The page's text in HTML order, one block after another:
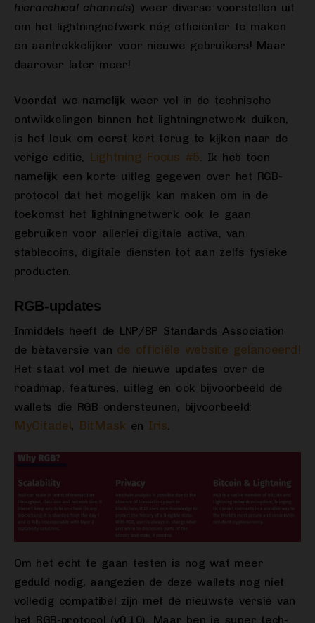
hierarchical channels) weer diverse voorstellen uit
om het lightningnetwerk nóg efficiënter te maken
en aantrekkelijker voor nieuwe gebruikers! Maar
daarover later meer!
Voordat we namelijk weer vol in de technische
ontwikkelingen binnen het lightningnetwerk duiken,
is het leuk om eerst kort terug te kijken naar de
vorige editie, Lightning Focus #5. Ik heb toen
namelijk een korte uitleg gegeven over het RGB-
protocol dat het mogelijk kan maken om in de
toekomst het lightningnetwerk ook te gaan
gebruiken voor allerlei digitale activa, van
stablecoins, digitale diensten tot aan zelfs fysieke
producten.
RGB-updates
Inmiddels heeft de LNP/BP Standards Association
de bètaversie van de officiële website gelanceerd!
Het staat vol met de nieuwe updates over de
roadmap, features, uitleg en ook bijvoorbeeld de
wallets die RGB ondersteunen, bijvoorbeeld:
MyCitadel, BitMask en Iris.
Om het echt te gaan testen is nog wat meer
geduld nodig, aangezien de deze wallets nog niet
volledig compatibel zijn met de nieuwste versie van
het RGB-protocol (v0.10). Maar ben je super tech-